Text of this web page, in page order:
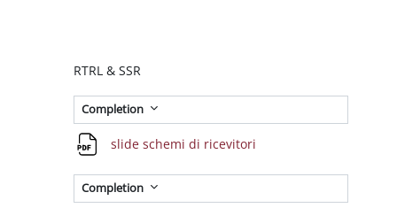
Completion
RTRL & SSR
slide schemi di ricevitori
Completion